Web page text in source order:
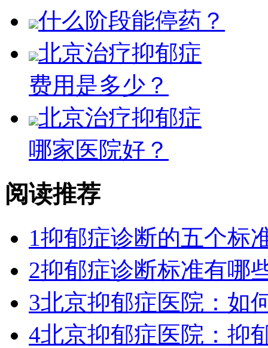
什么阶段能停药？
北京治疗抑郁症
费用是多少？
北京治疗抑郁症
哪家医院好？
阅读推荐
1抑郁症诊断的五个标
2抑郁症诊断标准有哪
3北京抑郁症医院：如
4北京抑郁症医院：抑